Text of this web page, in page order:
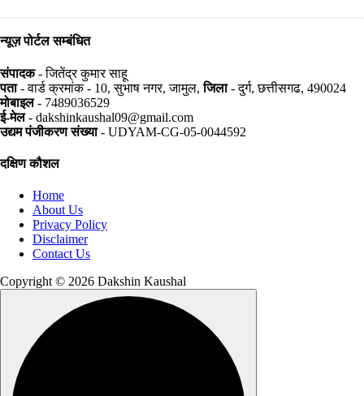
न्यूज़ पोर्टल सम्बंधित
संपादक- जितेंद्र कुमार साहू
पता- वार्ड क्रमांक - 10, सुभाष नगर, जामुल,जिला- दुर्ग, छत्तीसगढ, 490024
मोबाइल- 7489036529
ई-मेल- dakshinkaushal09@gmail.com
उद्यम पंजीकरण संख्या- UDYAM-CG-05-0044592
दक्षिण कौशल
Home
About Us
Privacy Policy
Disclaimer
Contact Us
Copyright © 2026 Dakshin Kaushal